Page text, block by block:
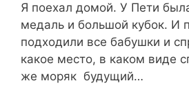
Я поехал домой. У Пети
медаль и большой кубок. И
подходили все бабушки и
какое место, в каком виде
же моряк будущий…